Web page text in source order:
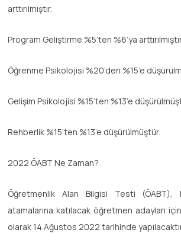
arttırılmıştır.
Program Geliştirme %5’ten %6’ya
Öğrenme Psikolojisi %20’den %15’e
Gelişim Psikolojisi %15’ten %13’e
Rehberlik %15’ten %13’e düşürülmüştür.
2022 ÖABT Ne Zaman?
Öğretmenlik Alan Bilgisi Testi (ÖABT),
atamalarına katılacak öğretmen adayları
olarak 14 Ağustos 2022 tarihinde